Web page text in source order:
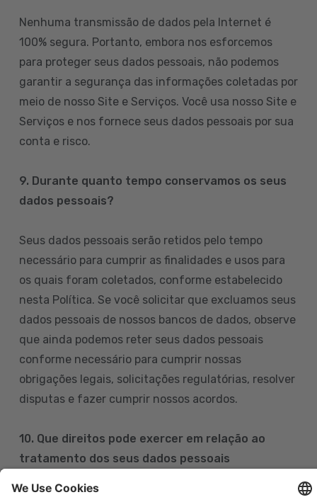
Nenhuma transmissão de dados pela Internet é
100% segura. Portanto, embora nos esforcemos
para proteger seus dados pessoais, não podemos
garantir a segurança das informações coletadas por
meio de nosso Site e Serviços. Você usa nosso Site e
Serviços e nos fornece seus dados pessoais por sua
conta e risco.
9. Durante quanto tempo conservamos os seus
dados pessoais?
Seus dados pessoais serão retidos pelo tempo
necessário para cumprir as finalidades e usos para
os quais foram coletados, conforme estabelecido
nesta Política. Se você solicitar que excluamos seus
dados pessoais de nossos bancos de dados, observe
que ainda podemos reter seus dados pessoais
conforme necessário para cumprir nossas
obrigações legais, solicitações regulatórias, resolver
disputas e fazer cumprir nossos acordos.
10. Que direitos pode exercer em relação ao
tratamento dos seus dados pessoais